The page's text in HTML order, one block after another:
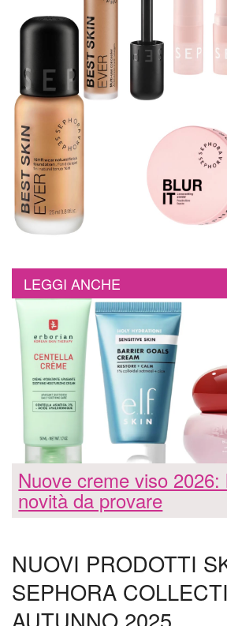
LEGGI ANCHE
Nuove creme viso 2026:
novità da provare
NUOVI PRODOTTI
SEPHORA
AUTUNNO 2025